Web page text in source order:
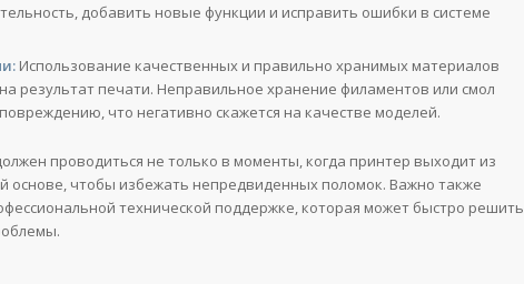
добавить новые функции и исправить ошибки в системе
Использование качественных и правильно хранимых материалов
результат печати. Неправильное хранение филаментов или смол
что негативно скажется на качестве моделей.
проводиться не только в моменты, когда принтер выходит из
основе, чтобы избежать непредвиденных поломок. Важно также
технической поддержке, которая может быстро решить